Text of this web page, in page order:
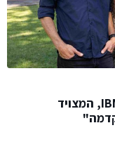
לראשונה בעולם: מחשב קוונטי של IBM, המצויד